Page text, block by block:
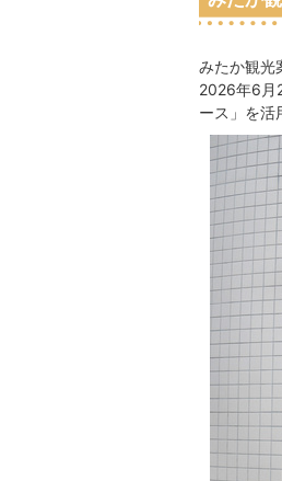
みたか観光
2026年6月
ース」を活